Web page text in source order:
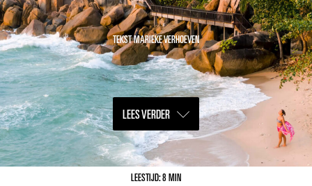
TEKST MARIEKE VERHOEVEN
LEES VERDER
LEESTIJD: 8 MIN